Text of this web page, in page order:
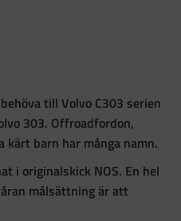
till Volvo C303 serien
303. Offroadfordon,
barn har många namn.
i originalskick NOS. En hel
målsättning är att